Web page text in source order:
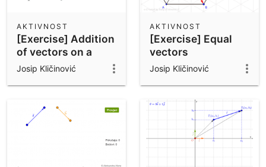
[Exercise] Addition
of vectors on a
regular hexagon
AKTIVNOST
Josip Kličinović
[Exercise] Equal
vectors
AKTIVNOST
Josip Kličinović